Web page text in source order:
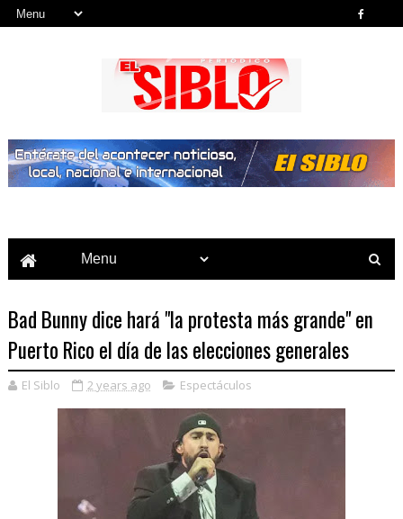
Bad Bunny dice hará "la protesta más grande" en
Puerto Rico el día de las elecciones generales
El Siblo 2 years ago Espectáculos